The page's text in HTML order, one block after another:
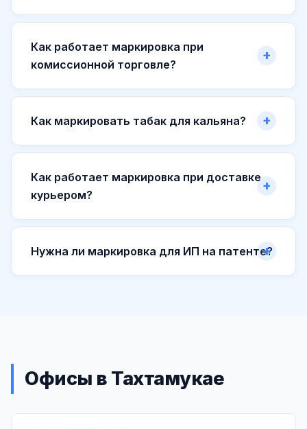
Как работает маркировка при
комиссионной торговле?
Как маркировать табак для кальяна?
Как работает маркировка при доставке
курьером?
Нужна ли маркировка для ИП на патенте?
Офисы в Тахтамукае